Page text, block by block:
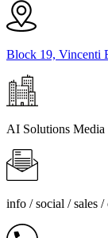
Block 19, Vincenti
AI Solutions Media
info / social / sales /